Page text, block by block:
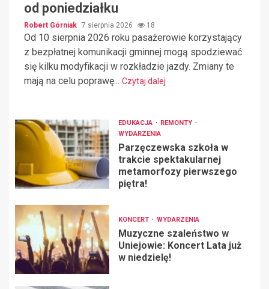
od poniedziałku
Robert Górniak 7 sierpnia 2026 18
Od 10 sierpnia 2026 roku pasażerowie korzystający
z bezpłatnej komunikacji gminnej mogą spodziewać
się kilku modyfikacji w rozkładzie jazdy. Zmiany te
mają na celu poprawę... Czytaj dalej
EDUKACJA
REMONTY
WYDARZENIA
Parzęczewska szkoła w
trakcie spektakularnej
metamorfozy pierwszego
piętra!
KONCERT WYDARZENIA
Muzyczne szaleństwo w
Uniejowie: Koncert Lata już
w niedzielę!